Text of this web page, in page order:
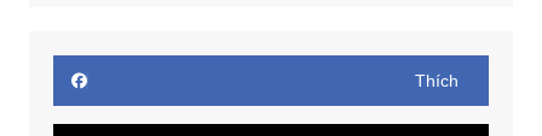
Thích